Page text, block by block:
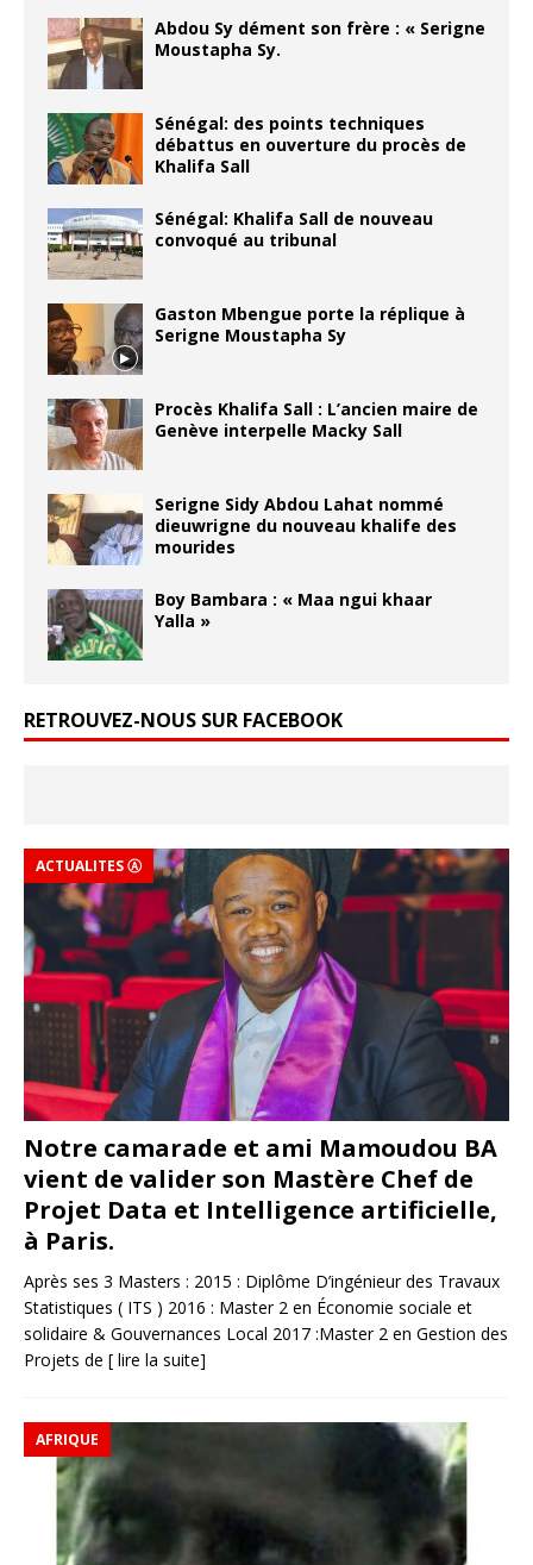
Abdou Sy dément son frère : « Serigne
Moustapha Sy.
Sénégal: des points techniques
débattus en ouverture du procès de
Khalifa Sall
Sénégal: Khalifa Sall de nouveau
convoqué au tribunal
Gaston Mbengue porte la réplique à
Serigne Moustapha Sy
Procès Khalifa Sall : L’ancien maire de
Genève interpelle Macky Sall
Serigne Sidy Abdou Lahat nommé
dieuwrigne du nouveau khalife des
mourides
Boy Bambara : « Maa ngui khaar
Yalla »
RETROUVEZ-NOUS SUR FACEBOOK
Notre camarade et ami Mamoudou BA
vient de valider son Mastère Chef de
Projet Data et Intelligence artificielle,
à Paris.
ACTUALITES Ⓐ
Après ses 3 Masters : 2015 : Diplôme D’ingénieur des Travaux
Statistiques ( ITS ) 2016 : Master 2 en Économie sociale et
solidaire & Gouvernances Local 2017 :Master 2 en Gestion des
Projets de [ lire la suite]
AFRIQUE